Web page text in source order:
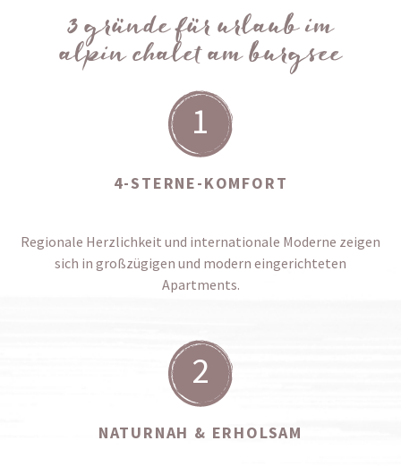
3 gründe für urlaub im
alpin chalet am burgsee
1
4-STERNE-KOMFORT
Regionale Herzlichkeit und internationale Moderne zeigen
sich in großzügigen und modern eingerichteten
Apartments.
2
NATURNAH & ERHOLSAM